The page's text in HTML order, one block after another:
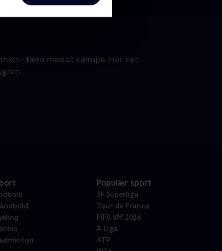
i færd med at kæmpe. Her kan
Populær sport
3F Superliga
Tour de France
FIFA VM 2026
A Liga
ATP